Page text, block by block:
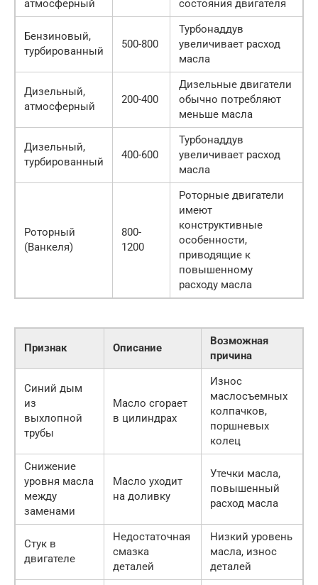
атмосферный состояния двигателя
Бензиновый,
турбированный
500-800
Турбонаддув
увеличивает расход
масла
Дизельный,
атмосферный
200-400
Дизельные двигатели
обычно потребляют
меньше масла
Дизельный,
турбированный
400-600
Турбонаддув
увеличивает расход
масла
Роторный
(Ванкеля)
800-
1200
Роторные двигатели
имеют
конструктивные
особенности,
приводящие к
повышенному
расходу масла
Признак Описание
Возможная
причина
Синий дым
из
выхлопной
трубы
Масло сгорает
в цилиндрах
Износ
маслосъемных
колпачков,
поршневых
колец
Снижение
уровня масла
между
заменами
Масло уходит
на доливку
Утечки масла,
повышенный
расход масла
Стук в
двигателе
Недостаточная
смазка
деталей
Низкий уровень
масла, износ
деталей